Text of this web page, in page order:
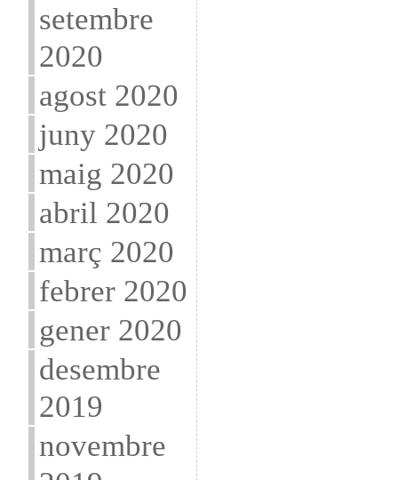
setembre
2020
agost 2020
juny 2020
maig 2020
abril 2020
març 2020
febrer 2020
gener 2020
desembre
2019
novembre